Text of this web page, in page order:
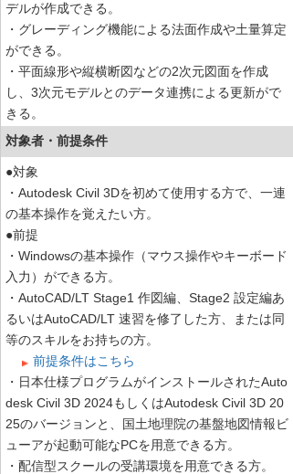
デルが作成できる。
・グレーディング機能による法面作成や土量算定
ができる。
・平面線形や縦横断図などの2次元図面を作成
し、3次元モデルとのデータ連携による更新がで
きる。
対象者・前提条件
●対象
・Autodesk Civil 3Dを初めて使用する方で、一連
の基本操作を覚えたい方。
●前提
・Windowsの基本操作（マウス操作やキーボード
入力）ができる方。
・AutoCAD/LT Stage1 作図編、Stage2 設定編あ
るいはAutoCAD/LT 速習を修了した方、または同
等のスキルをお持ちの方。
前提条件はこちら
・日本仕様プログラムがインストールされたAuto
desk Civil 3D 2024もしくはAutodesk Civil 3D 20
25のバージョンと、国土地理院の基盤地図情報ビ
ューアが起動可能なPCを用意できる方。
・配信型スクールの受講環境を用意できる方。